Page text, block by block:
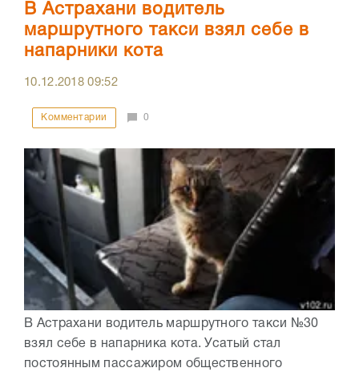
В Астрахани водитель
маршрутного такси взял себе в
напарники кота
10.12.201809:52
Комментарии 0
В Астрахани водитель маршрутного такси №30
взял себе в напарника кота. Усатый стал
постоянным пассажиром общественного